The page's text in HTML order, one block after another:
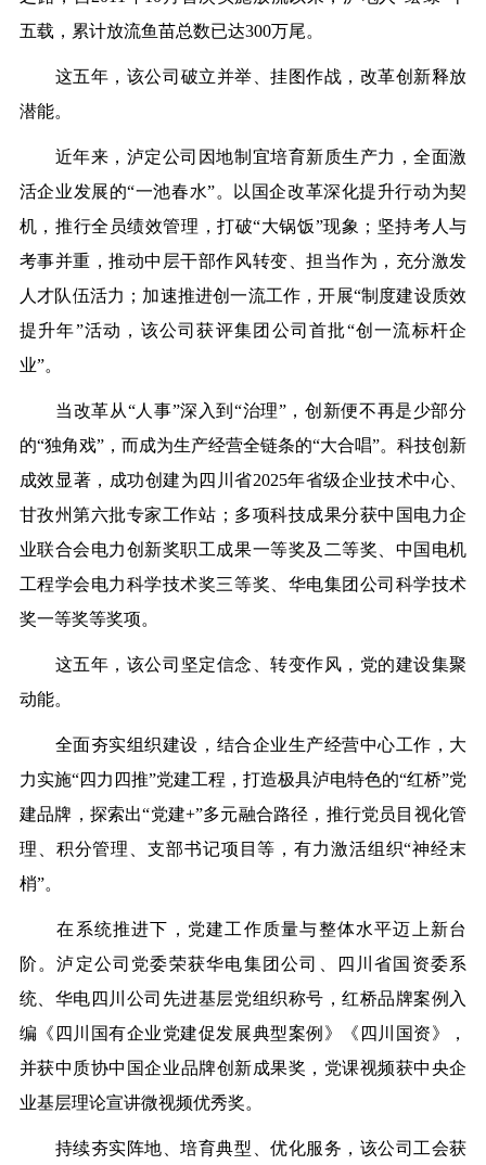
五载，累计放流鱼苗总数已达300万尾。
这五年， 该公司 破立并举、挂图作战，改革创新释放
潜能。
近年来，泸定公司因地制宜培育新质生产力，全面激
活企业发展的“一池春水”。以国企改革深化提升行动为契
机，推行全员绩效管理，打破“大锅饭”现象；坚持考人与
考事并重，推动中层干部作风转变、担当作为，充分激发
人才队伍活力；加速推进创一流工作，开展“制度建设质效
提升年”活动， 该公司获评集团公司首批“创一流标杆企
业”。
当改革从“人事”深入到“治理”，创新便不再是少部分
的“独角戏”，而成为生产经营全链条的“大合唱”。科技创新
成效显著， 成功创建为 四川省2025年省级企业技术中心、
甘孜州第六批专家工作站 ； 多项科技成果分获中 国电力企
业联合会电力创新奖职工成果一等奖及二等奖、 中 国电机
工程学会电力科学技术奖三等奖、 华电集团公司科学技术
奖一等奖等奖项。
这五年， 该公司 坚定信念、转变作风，党的建设集聚
动能。
全面夯实组织建设， 结合企业生产经营中心工作，大
力实施“四力四推”党建工程，打造极具泸电特色的“红桥”党
建品牌， 探索出“党建+”多元融合路径，推行党员目视化管
理、积分管理、支部书记项目等，有力激活组织“神经末
梢”。
在系统推进下，党建工作质量与整体水平迈上新台
阶。泸定公司党委荣获华电集团公司、四川省国资委系
统、 华电 四川公司先进基层党组织称号，红桥品牌案例入
编《四川国有企业党建促发展典型案例》《四川国资》，
并获中质协中 国企业品牌创新成果奖，党课视频获中央企
业基层理论宣讲微视频优秀奖。
持续夯实阵地、培育典型、优化服务， 该公司 工会获